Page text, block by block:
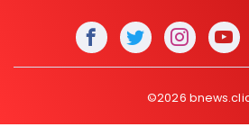
©2026